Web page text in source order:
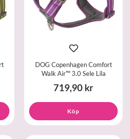
DOG Copenhagen Comfort
Walk Air™ 3.0 Sele Lila
719,90 kr
Köp